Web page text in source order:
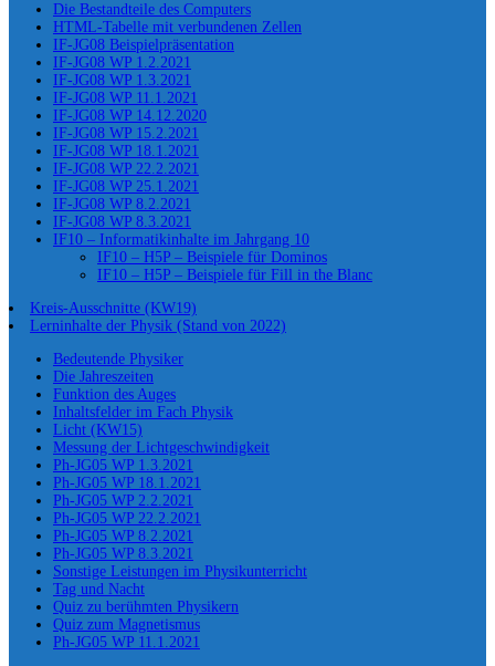
Die Bestandteile des Computers
HTML-Tabelle mit verbundenen Zellen
IF-JG08 Beispielpräsentation
IF-JG08 WP 1.2.2021
IF-JG08 WP 1.3.2021
IF-JG08 WP 11.1.2021
IF-JG08 WP 14.12.2020
IF-JG08 WP 15.2.2021
IF-JG08 WP 18.1.2021
IF-JG08 WP 22.2.2021
IF-JG08 WP 25.1.2021
IF-JG08 WP 8.2.2021
IF-JG08 WP 8.3.2021
IF10 – Informatikinhalte im Jahrgang 10
IF10 – H5P – Beispiele für Dominos
IF10 – H5P – Beispiele für Fill in the Blanc
Kreis-Ausschnitte (KW19)
Lerninhalte der Physik (Stand von 2022)
Bedeutende Physiker
Die Jahreszeiten
Funktion des Auges
Inhaltsfelder im Fach Physik
Licht (KW15)
Messung der Lichtgeschwindigkeit
Ph-JG05 WP 1.3.2021
Ph-JG05 WP 18.1.2021
Ph-JG05 WP 2.2.2021
Ph-JG05 WP 22.2.2021
Ph-JG05 WP 8.2.2021
Ph-JG05 WP 8.3.2021
Sonstige Leistungen im Physikunterricht
Tag und Nacht
Quiz zu berühmten Physikern
Quiz zum Magnetismus
Ph-JG05 WP 11.1.2021